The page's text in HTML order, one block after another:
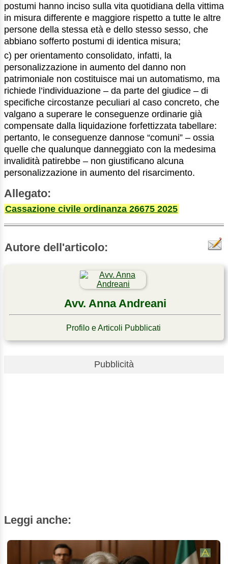
postumi hanno inciso sulla vita quotidiana della vittima
in misura differente e maggiore rispetto a tutte le altre
persone della stessa età e dello stesso sesso, che
abbiano sofferto postumi di identica misura;
c) per orientamento consolidato, infatti, la
personalizzazione in aumento del danno non
patrimoniale non costituisce mai un automatismo, ma
richiede l’individuazione – da parte del giudice – di
specifiche circostanze peculiari al caso concreto, che
valgano a superare le conseguenze ordinarie già
compensate dalla liquidazione forfettizzata tabellare:
pertanto, le conseguenze dannose “comuni” – ossia
quelle che qualunque danneggiato con la medesima
invalidità patirebbe – non giustificano alcuna
personalizzazione in aumento del risarcimento.
Allegato:
Cassazione civile ordinanza 26675 2025
Autore dell'articolo:
Avv. Anna Andreani
Profilo e Articoli Pubblicati
Pubblicità
Leggi anche: